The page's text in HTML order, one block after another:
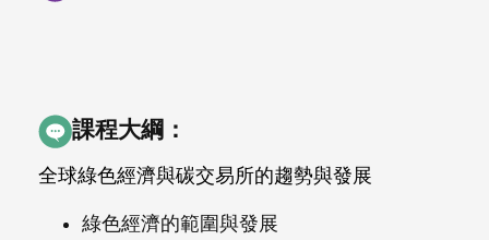
課程大綱：
全球綠色經濟與碳交易所的趨勢與發展
綠色經濟的範圍與發展